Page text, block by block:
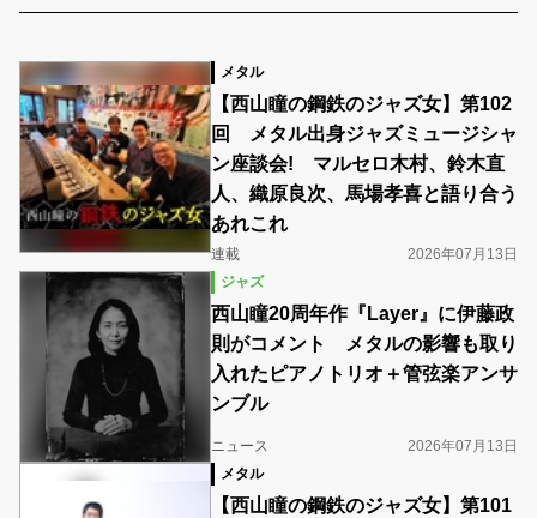
メタル
【西山瞳の鋼鉄のジャズ女】第102
回 メタル出身ジャズミュージシャ
ン座談会! マルセロ木村、鈴木直
人、織原良次、馬場孝喜と語り合う
あれこれ
連載
2026年07月13日
ジャズ
西山瞳20周年作『Layer』に伊藤政
則がコメント メタルの影響も取り
入れたピアノトリオ＋管弦楽アンサ
ンブル
ニュース
2026年07月13日
メタル
【西山瞳の鋼鉄のジャズ女】第101